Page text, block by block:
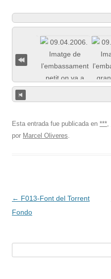
Esta entrada fue publicada en ***,
por Marcel Oliveres.
Navegación
de
← F013-Font del Torrent
Fondo